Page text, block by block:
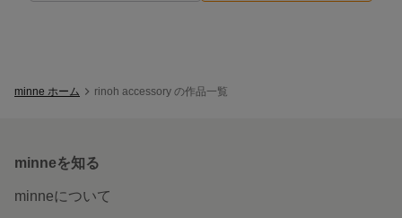
minne ホーム rinoh accessory の作品一覧
minneを知る
minneについて